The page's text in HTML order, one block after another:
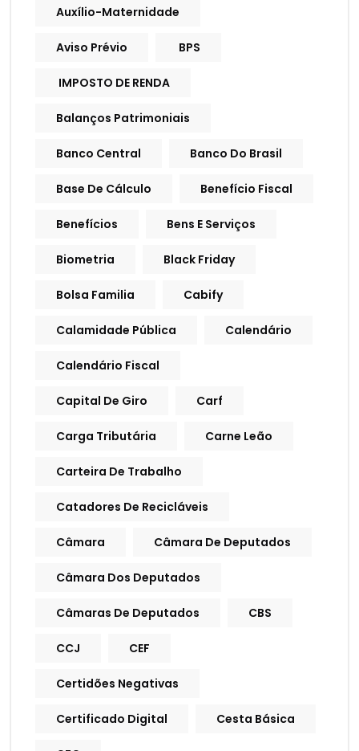
Auxílio-Maternidade
Aviso Prévio BPS
IMPOSTO DE RENDA
Balanços Patrimoniais
Banco Central Banco Do Brasil
Base De Cálculo Benefício Fiscal
Benefícios Bens E Serviços
Biometria Black Friday
Bolsa Familia Cabify
Calamidade Pública Calendário
Calendário Fiscal
Capital De Giro Carf
Carga Tributária Carne Leão
Carteira De Trabalho
Catadores De Recicláveis
Câmara Câmara De Deputados
Câmara Dos Deputados
Câmaras De Deputados CBS
CCJ CEF
Certidões Negativas
Certificado Digital Cesta Básica